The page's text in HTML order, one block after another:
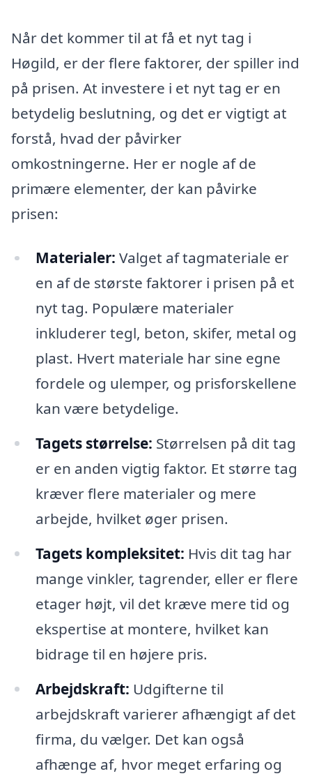
Når det kommer til at få et nyt tag i
Høgild, er der flere faktorer, der spiller ind
på prisen. At investere i et nyt tag er en
betydelig beslutning, og det er vigtigt at
forstå, hvad der påvirker
omkostningerne. Her er nogle af de
primære elementer, der kan påvirke
prisen:
Materialer: Valget af tagmateriale er
en af de største faktorer i prisen på et
nyt tag. Populære materialer
inkluderer tegl, beton, skifer, metal og
plast. Hvert materiale har sine egne
fordele og ulemper, og prisforskellene
kan være betydelige.
Tagets størrelse: Størrelsen på dit tag
er en anden vigtig faktor. Et større tag
kræver flere materialer og mere
arbejde, hvilket øger prisen.
Tagets kompleksitet: Hvis dit tag har
mange vinkler, tagrender, eller er flere
etager højt, vil det kræve mere tid og
ekspertise at montere, hvilket kan
bidrage til en højere pris.
Arbejdskraft: Udgifterne til
arbejdskraft varierer afhængigt af det
firma, du vælger. Det kan også
afhænge af, hvor meget erfaring og